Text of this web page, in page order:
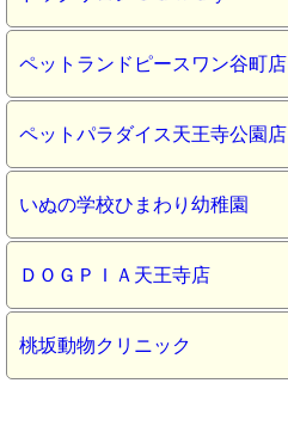
ペットランドピースワン谷町店
ペットパラダイス天王寺公園店
いぬの学校ひまわり幼稚園
ＤＯＧＰＩＡ天王寺店
桃坂動物クリニック